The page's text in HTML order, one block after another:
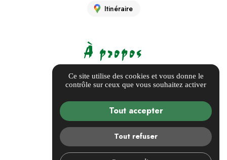
Itinéraire
À propos
Informations complémentaires
Mentions légales
Politique de confidentialité
Guide local
Gestion des cookies
Ce site utilise des cookies et vous donne le
contrôle sur ceux que vous souhaitez activer
Tout accepter
Tout refuser